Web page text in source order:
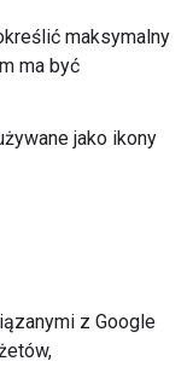
maksymalny
ma być
jako ikony
z Google